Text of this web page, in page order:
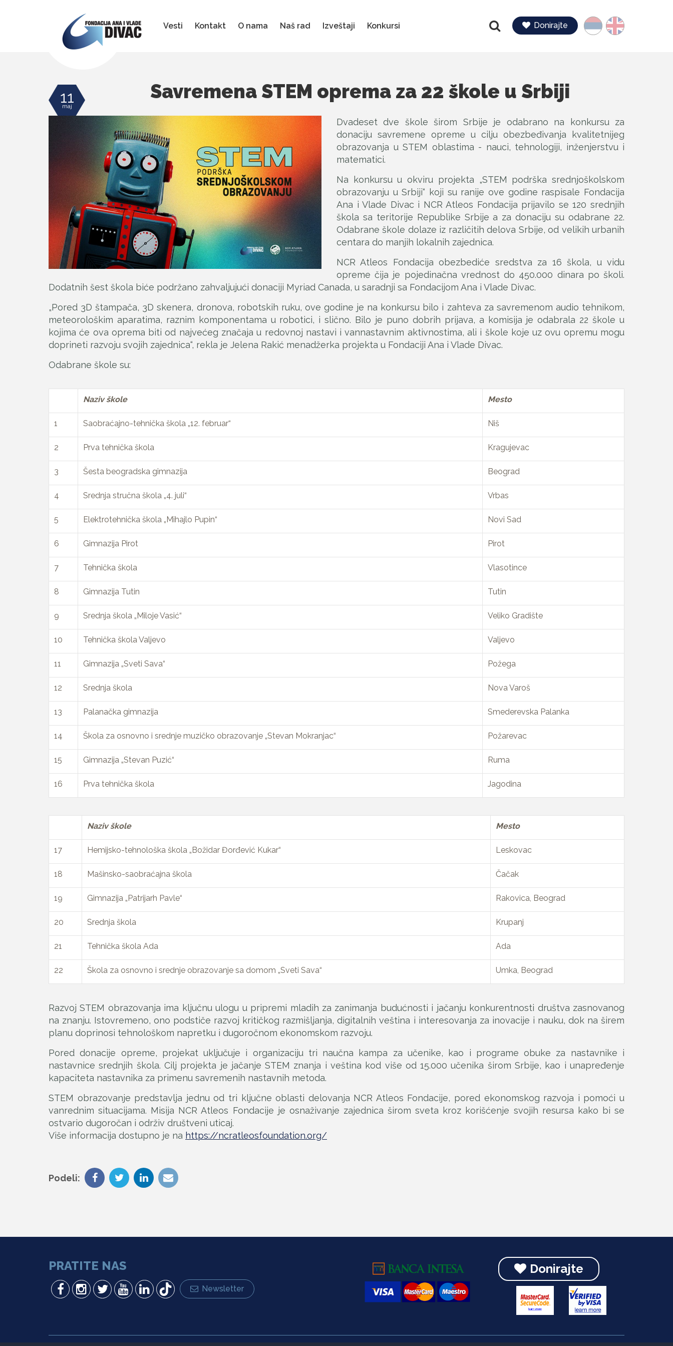
Vlade
Divac
Jezik
Donirajte
Pretraga
Vesti Kontakt O nama Naš rad Izveštaji Konkursi
11
maj
Savremena STEM oprema za 22 škole u Srbiji
Dvadeset dve škole širom Srbije je odabrano na konkursu za
donaciju savremene opreme u cilju obezbeđivanja kvalitetnijeg
obrazovanja u STEM oblastima - nauci, tehnologiji, inženjerstvu i
matematici.
Na konkursu u okviru projekta „STEM podrška srednjoškolskom
obrazovanju u Srbiji“ koji su ranije ove godine raspisale Fondacija
Ana i Vlade Divac i NCR Atleos Fondacija prijavilo se 120 srednjih
škola sa teritorije Republike Srbije a za donaciju su odabrane 22.
Odabrane škole dolaze iz različitih delova Srbije, od velikih urbanih
centara do manjih lokalnih zajednica.
NCR Atleos Fondacija obezbediće sredstva za 16 škola, u vidu
opreme čija je pojedinačna vrednost do 450.000 dinara po školi.
Dodatnih šest škola biće podržano zahvaljujući donaciji Myriad Canada, u saradnji sa Fondacijom Ana i Vlade Divac.
„Pored 3D štampača, 3D skenera, dronova, robotskih ruku, ove godine je na konkursu bilo i zahteva za savremenom audio tehnikom,
meteorološkim aparatima, raznim komponentama u robotici, i slično. Bilo je puno dobrih prijava, a komisija je odabrala 22 škole u
kojima će ova oprema biti od najvećeg značaja u redovnoj nastavi i vannastavnim aktivnostima, ali i škole koje uz ovu opremu mogu
doprineti razvoju svojih zajednica“, rekla je Jelena Rakić menadžerka projekta u Fondaciji Ana i Vlade Divac.
Odabrane škole su:
Naziv škole Mesto
1 Saobraćajno-tehnička škola „12. februar“ Niš
2 Prva tehnička škola Kragujevac
3 Šesta beogradska gimnazija Beograd
4 Srednja stručna škola „4. juli“ Vrbas
5 Elektrotehnička škola „Mihajlo Pupin“ Novi Sad
6 Gimnazija Pirot Pirot
7 Tehnička škola Vlasotince
8 Gimnazija Tutin Tutin
9 Srednja škola „Miloje Vasić“ Veliko Gradište
10 Tehnička škola Valjevo Valjevo
11 Gimnazija „Sveti Sava“ Požega
12 Srednja škola Nova Varoš
13 Palanačka gimnazija Smederevska Palanka
14 Škola za osnovno i srednje muzičko obrazovanje „Stevan Mokranjac“ Požarevac
15 Gimnazija „Stevan Puzić“ Ruma
16 Prva tehnička škola Jagodina
Naziv škole Mesto
17 Hemijsko-tehnološka škola „Božidar Đorđević Kukar“ Leskovac
18 Mašinsko-saobraćajna škola Čačak
19 Gimnazija „Patrijarh Pavle“ Rakovica, Beograd
20 Srednja škola Krupanj
21 Tehnička škola Ada Ada
22 Škola za osnovno i srednje obrazovanje sa domom „Sveti Sava“ Umka, Beograd
Razvoj STEM obrazovanja ima ključnu ulogu u pripremi mladih za zanimanja budućnosti i jačanju konkurentnosti društva zasnovanog
na znanju. Istovremeno, ono podstiče razvoj kritičkog razmišljanja, digitalnih veština i interesovanja za inovacije i nauku, dok na širem
planu doprinosi tehnološkom napretku i dugoročnom ekonomskom razvoju.
Pored donacije opreme, projekat uključuje i organizaciju tri naučna kampa za učenike, kao i programe obuke za nastavnike i
nastavnice srednjih škola. Cilj projekta je jačanje STEM znanja i veština kod više od 15.000 učenika širom Srbije, kao i unapređenje
kapaciteta nastavnika za primenu savremenih nastavnih metoda.
STEM obrazovanje predstavlja jednu od tri ključne oblasti delovanja NCR Atleos Fondacije, pored ekonomskog razvoja i pomoći u
vanrednim situacijama. Misija NCR Atleos Fondacije je osnaživanje zajednica širom sveta kroz korišćenje svojih resursa kako bi se
ostvario dugoročan i održiv društveni uticaj.
Više informacija dostupno je na https://ncratleosfoundation.org/
Podeli:
PRATITE NAS
Newsletter
Donirajte